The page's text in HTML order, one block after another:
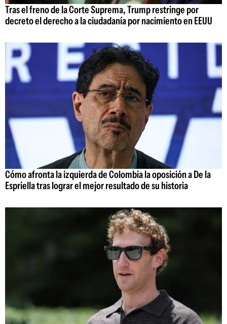
Tras el freno de la Corte Suprema, Trump restringe por
decreto el derecho a la ciudadanía por nacimiento en EEUU
Cómo afronta la izquierda de Colombia la oposición a De la
Espriella tras lograr el mejor resultado de su historia